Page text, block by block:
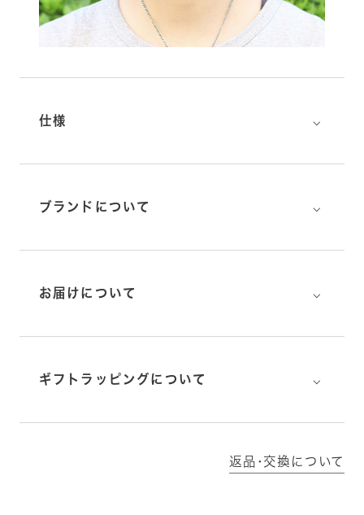
仕様 ⌵
ブランドについて ⌵
お届けについて ⌵
ギフトラッピングについて ⌵
返品･交換について